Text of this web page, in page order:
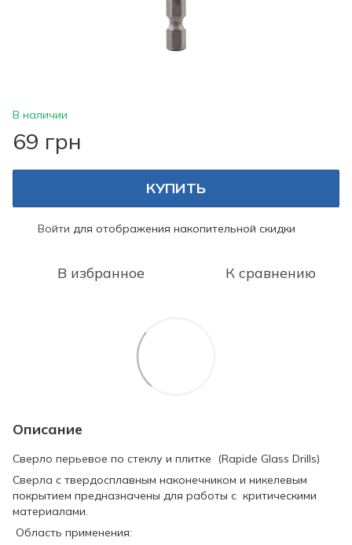
В наличии
69 грн
КУПИТЬ
Войти для отображения накопительной скидки
В избранное К сравнению
Описание
Сверло перьевое по стеклу и плитке (Rapide Glass Drills)
Сверла с твердосплавным наконечником и никелевым
покрытием предназначены для работы с критическими
материалами.
Область применения: